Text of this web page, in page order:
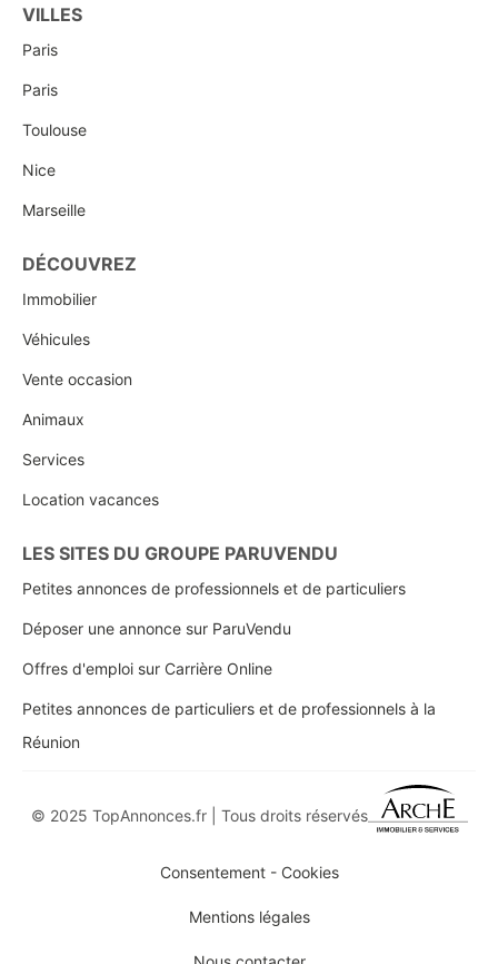
VILLES
Paris
Paris
Toulouse
Nice
Marseille
DÉCOUVREZ
Immobilier
Véhicules
Vente occasion
Animaux
Services
Location vacances
LES SITES DU GROUPE PARUVENDU
Petites annonces de professionnels et de particuliers
Déposer une annonce sur ParuVendu
Offres d'emploi sur Carrière Online
Petites annonces de particuliers et de professionnels à la
Réunion
© 2025 TopAnnonces.fr | Tous droits réservés
Consentement - Cookies
Mentions légales